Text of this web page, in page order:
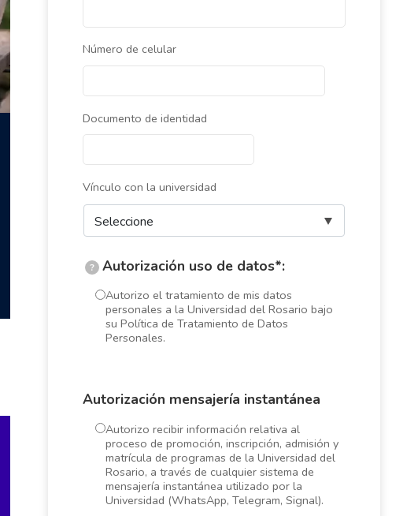
Número de celular
Documento de identidad
Vínculo con la universidad
? Autorización uso de datos*:
Autorizo el tratamiento de mis datos
personales a la Universidad del Rosario bajo
su Política de Tratamiento de Datos
Personales.
Autorización mensajería instantánea
Autorizo recibir información relativa al
proceso de promoción, inscripción, admisión y
matrícula de programas de la Universidad del
Rosario, a través de cualquier sistema de
mensajería instantánea utilizado por la
Universidad (WhatsApp, Telegram, Signal).